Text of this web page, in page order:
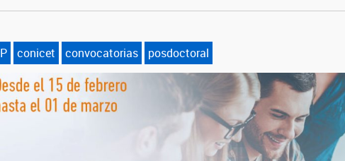
conicet convocatorias posdoctoral